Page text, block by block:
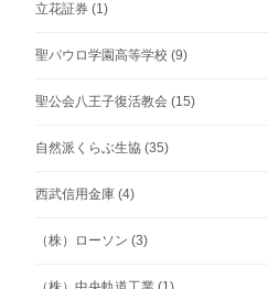
立花証券 (1)
聖パウロ学園高等学校 (9)
聖公会八王子復活教会 (15)
自然派くらぶ生協 (35)
西武信用金庫 (4)
（株）ローソン (3)